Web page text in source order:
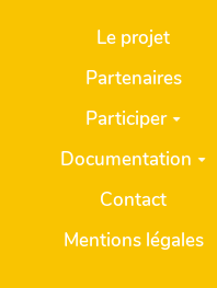
principalLe projet
Partenaires
Participer
Documentation
Contact
Mentions légales